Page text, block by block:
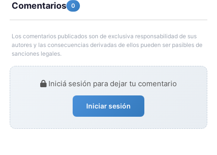
Comentarios 0
Los comentarios publicados son de exclusiva responsabilidad de sus
autores y las consecuencias derivadas de ellos pueden ser pasibles de
sanciones legales.
Iniciá sesión para dejar tu comentario
Iniciar sesión